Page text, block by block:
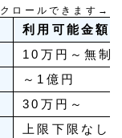
ロールできます→
利用可能金額
10万円～無制
～1億円
30万円～
上限下限なし